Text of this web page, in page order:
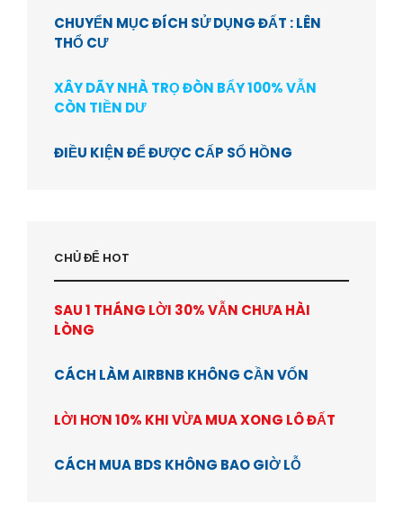
CHUYỂN MỤC ĐÍCH SỬ DỤNG ĐẤT : LÊN
THỔ CƯ
XÂY DÃY NHÀ TRỌ ĐÒN BẨY 100% VẪN
CÒN TIỀN DƯ
ĐIỀU KIỆN ĐỂ ĐƯỢC CẤP SỔ HỒNG
CHỦ ĐỂ HOT
SAU 1 THÁNG LỜI 30% VẪN CHƯA HÀI
LÒNG
CÁCH LÀM AIRBNB KHÔNG CẦN VỐN
LỜI HƠN 10% KHI VỪA MUA XONG LÔ ĐẤT
CÁCH MUA BDS KHÔNG BAO GIỜ LỖ